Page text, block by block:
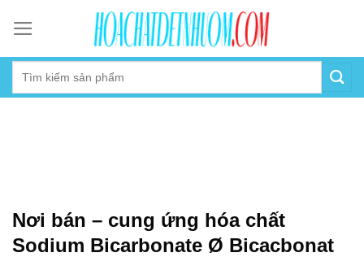
content
Nơi bán – cung ứng hóa chất
Sodium Bicarbonate Ø Bicacbonat